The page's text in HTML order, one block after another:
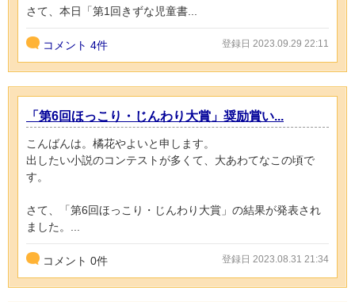
さて、本日「第1回きずな児童書...
コメント 4件 登録日 2023.09.29 22:11
「第6回ほっこり・じんわり大賞」奨励賞い...
こんばんは。橘花やよいと申します。
出したい小説のコンテストが多くて、大あわてなこの頃で
す。
さて、「第6回ほっこり・じんわり大賞」の結果が発表され
ました。...
コメント 0件 登録日 2023.08.31 21:34